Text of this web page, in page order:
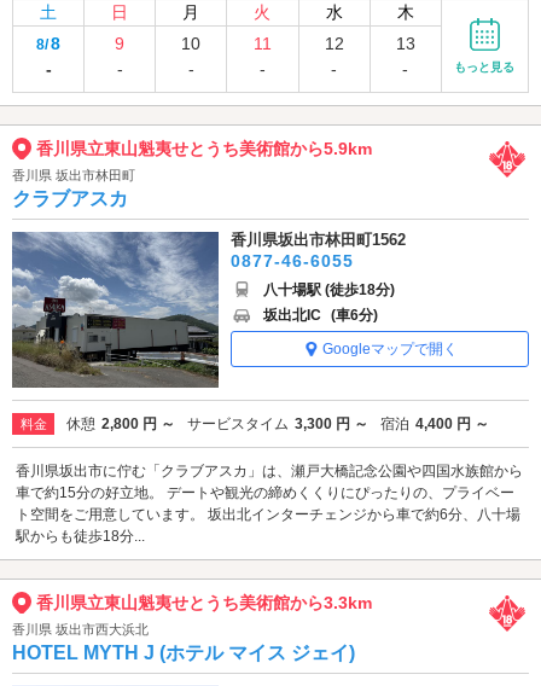
土 日 月 火 水 木
8/8
-
9
-
10
-
11
-
12
-
13
-
もっと見る
香川県立東山魁夷せとうち美術館から5.9km
香川県 坂出市林田町
クラブアスカ
香川県坂出市林田町1562
0877-46-6055
八十場駅 (徒歩18分)
坂出北IC (車6分)
Googleマップで開く
料金 休憩 2,800 円 ～ サービスタイム 3,300 円 ～ 宿泊 4,400 円 ～
香川県坂出市に佇む「クラブアスカ」は、瀬戸大橋記念公園や四国水族館から
車で約15分の好立地。 デートや観光の締めくくりにぴったりの、プライベー
ト空間をご用意しています。 坂出北インターチェンジから車で約6分、八十場
駅からも徒歩18分...
香川県立東山魁夷せとうち美術館から3.3km
香川県 坂出市西大浜北
HOTEL MYTH J (ホテル マイス ジェイ)